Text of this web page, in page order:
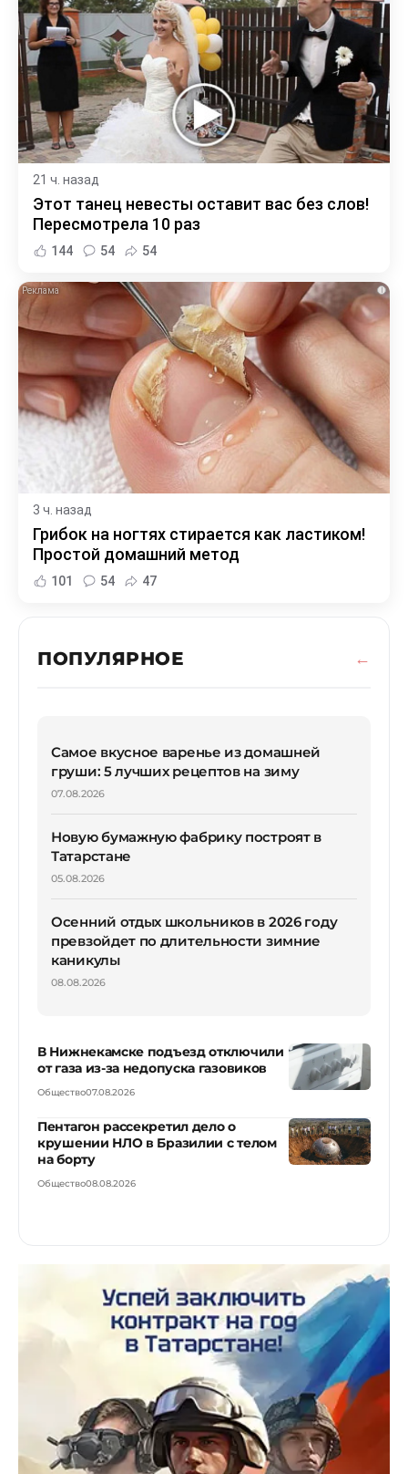
21 ч. назад
Этот танец невесты оставит вас без слов!
Пересмотрела 10 раз
144 54 54
i
3 ч. назад
Грибок на ногтях стирается как ластиком!
Простой домашний метод
101 54 47
ПОПУЛЯРНОЕ
Самое вкусное варенье из домашней
груши: 5 лучших рецептов на зиму
07.08.2026
Новую бумажную фабрику построят в
Татарстане
05.08.2026
Осенний отдых школьников в 2026 году
превзойдет по длительности зимние
каникулы
08.08.2026
В Нижнекамске подъезд отключили
от газа из-за недопуска газовиков
Общество07.08.2026
Пентагон рассекретил дело о
крушении НЛО в Бразилии с телом
на борту
Общество08.08.2026